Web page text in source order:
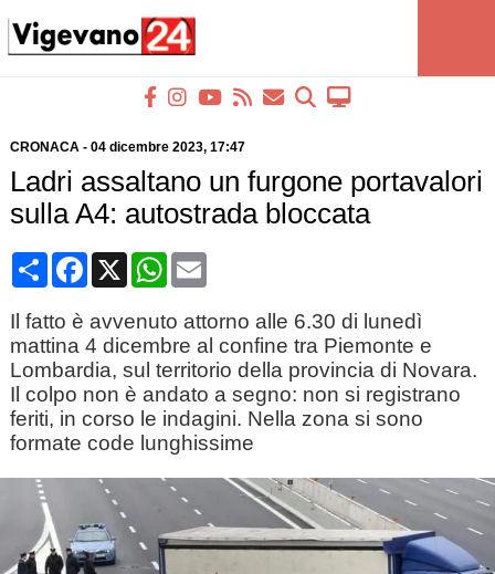
CRONACA- 04 dicembre 2023, 17:47
Ladri assaltano un furgone portavalori
sulla A4: autostrada bloccata
CondividiFacebook
X WhatsApp
Email
Il fatto è avvenuto attorno alle 6.30 di lunedì
mattina 4 dicembre al confine tra Piemonte e
Lombardia, sul territorio della provincia di Novara.
Il colpo non è andato a segno: non si registrano
feriti, in corso le indagini. Nella zona si sono
formate code lunghissime